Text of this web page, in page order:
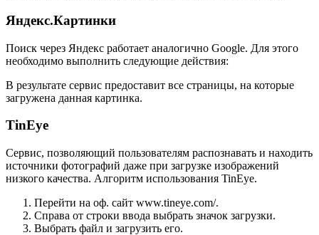
Яндекс.Картинки
Поиск через Яндекс работает аналогично Google. Для этого
необходимо выполнить следующие действия:
В результате сервис предоставит все страницы, на которые
загружена данная картинка.
TinEye
Сервис, позволяющий пользователям распознавать и находить
источники фотографий даже при загрузке изображений
низкого качества. Алгоритм использования TinEye.
Перейти на оф. сайт www.tineye.com/.
Справа от строки ввода выбрать значок загрузки.
Выбрать файл и загрузить его.